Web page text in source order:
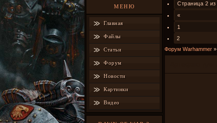
МЕНЮ
Главная
Файлы
Статьи
Форум
Новости
Картинки
Видео
Страница 2 из
«
1
2
Форум Warhammer »